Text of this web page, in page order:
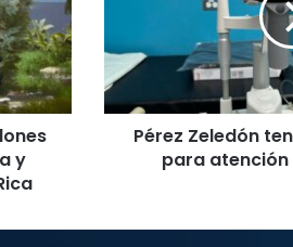
y
atención
oftalmológica
Pérez Zeledón
para